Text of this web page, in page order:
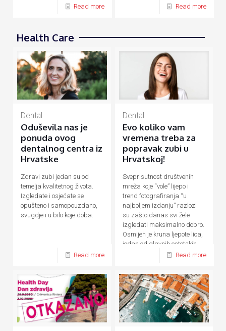
Read more
Read more
Health Care
Dental
Oduševila nas je
ponuda ovog
dentalnog centra iz
Hrvatske
Zdravi zubi jedan su od
temelja kvalitetnog života.
Izgledate i osjećate se
opušteno i samopouzdano,
svugdje i u bilo koje doba.
Read more
Dental
Evo koliko vam
vremena treba za
popravak zubi u
Hrvatskoj!
Sveprisutnost društvenih
mreža koje “vole” lijepo i
trend fotografiranja “u
najboljem izdanju” razlozi
su zašto danas svi žele
izgledati maksimalno dobro.
Osmijeh je kruna ljepote lica,
jedan od glavnih estetskih
Read more